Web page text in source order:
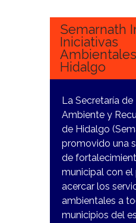
Semarnath
Iniciativas
Hidalgo
La Secretaría de
Ambiente y
de Hidalgo
promovido una
de
municipal con
acercar los
ambientales a
municipios del